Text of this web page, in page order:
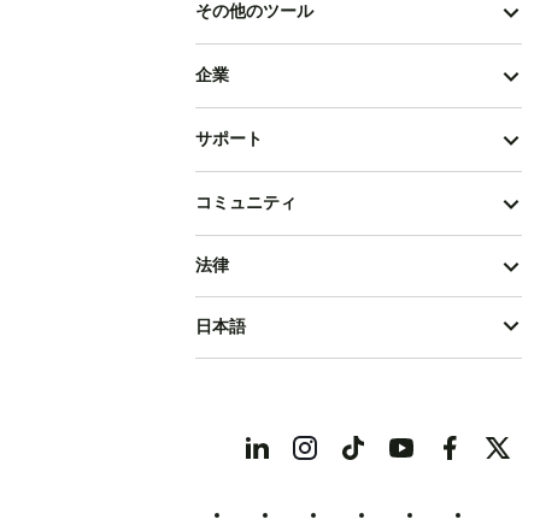
その他のツール
企業
サポート
コミュニティ
法律
日本語